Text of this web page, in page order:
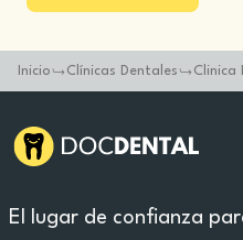
Inicio Clínicas Dentales Clinica
El lugar de confianza